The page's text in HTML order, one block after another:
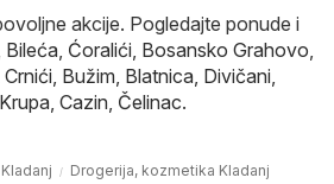
akcije. Pogledajte ponude i
Bileća, Ćoralići, Bosansko Grahovo,
Crnići, Bužim, Blatnica, Divičani,
, Cazin, Čelinac.
Drogerija, kozmetika Kladanj